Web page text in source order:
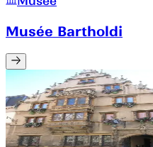
Musée Bartholdi